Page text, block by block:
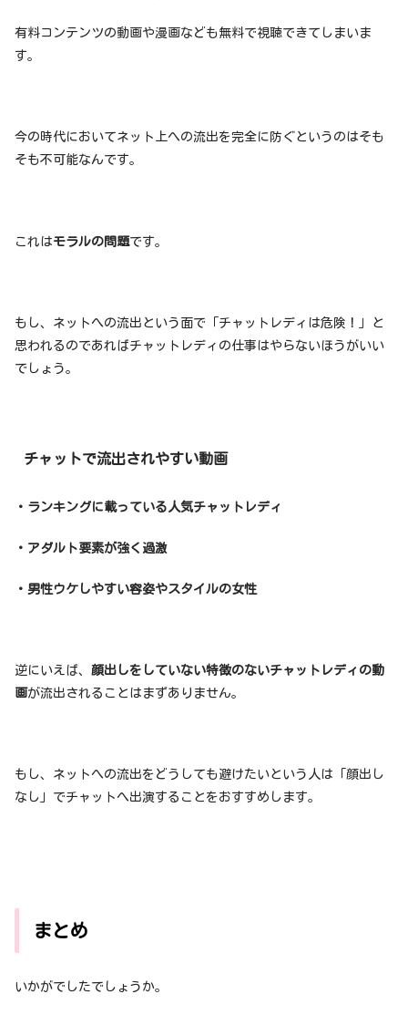
有料コンテンツの動画や漫画なども無料で視聴できてしまいま
す。
今の時代においてネット上への流出を完全に防ぐというのはそも
そも不可能なんです。
これはモラルの問題です。
もし、ネットへの流出という面で「チャットレディは危険！」と
思われるのであればチャットレディの仕事はやらないほうがいい
でしょう。
チャットで流出されやすい動画
・ランキングに載っている人気チャットレディ
・アダルト要素が強く過激
・男性ウケしやすい容姿やスタイルの女性
逆にいえば、 顔出しをしていない特徴のないチャットレディの動
画が流出されることはまずありません。
もし、ネットへの流出をどうしても避けたいという人は「顔出し
なし」でチャットへ出演することをおすすめします。
まとめ
いかがでしたでしょうか。